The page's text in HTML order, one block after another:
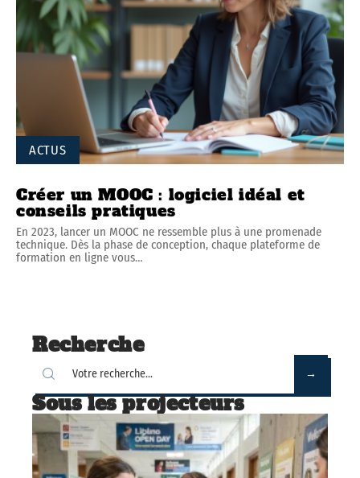
ACTUS
Créer un MOOC : logiciel idéal et
conseils pratiques
En 2023, lancer un MOOC ne ressemble plus à une promenade
technique. Dès la phase de conception, chaque plateforme de
formation en ligne vous…
Recherche
Sous les projecteurs